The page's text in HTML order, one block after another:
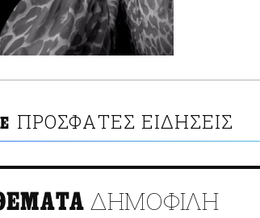
ΠΡΟΣΦΑΤΕΣ ΕΙΔΗΣΕΙΣ
ΔΗΜΟΦΙΛΗ